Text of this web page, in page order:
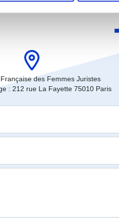
des Femmes Juristes
: 212 rue La Fayette 75010 Paris